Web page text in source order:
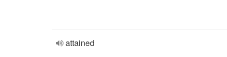
attained